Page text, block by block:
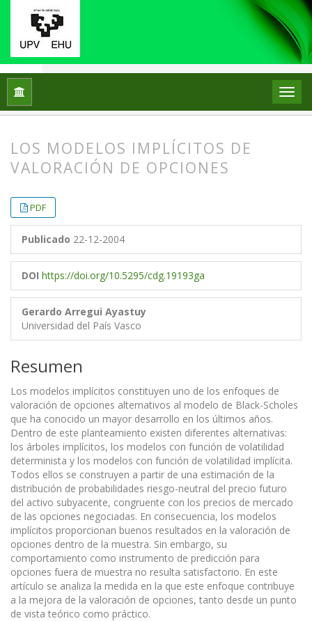
Inicio
LOS MODELOS IMPLÍCITOS DE
VALORACIÓN DE OPCIONES
PDF
Publicado 22-12-2004
DOI https://doi.org/10.5295/cdg.19193ga
Gerardo Arregui Ayastuy
Universidad del País Vasco
Resumen
Los modelos implícitos constituyen uno de los enfoques de
valoración de opciones alternativos al modelo de Black-Scholes
que ha conocido un mayor desarrollo en los últimos años.
Dentro de este planteamiento existen diferentes alternativas:
los árboles implícitos, los modelos con función de volatilidad
determinista y los modelos con función de volatilidad implícita.
Todos ellos se construyen a partir de una estimación de la
distribución de probabilidades riesgo-neutral del precio futuro
del activo subyacente, congruente con los precios de mercado
de las opciones negociadas. En consecuencia, los modelos
implícitos proporcionan buenos resultados en la valoración de
opciones dentro de la muestra. Sin embargo, su
comportamiento como instrumento de predicción para
opciones fuera de muestra no resulta satisfactorio. En este
artículo se analiza la medida en la que este enfoque contribuye
a la mejora de la valoración de opciones, tanto desde un punto
de vista teórico como práctico.